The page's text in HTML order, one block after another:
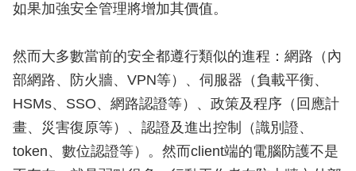
如果加強安全管理將增加其價值。
然而大多數當前的安全都遵行類似的進程：網路（內
部網路、防火牆、VPN等）、伺服器（負載平衡、
HSMs、SSO、網路認證等）、政策及程序（回應計
畫、災害復原等）、認證及進出控制（識別證、
token、數位認證等）。然而client端的電腦防護不是